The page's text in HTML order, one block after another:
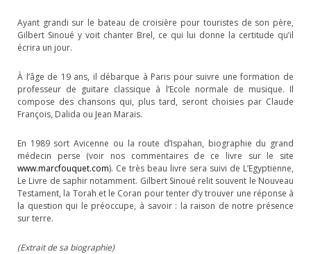
Ayant grandi sur le bateau de croisière pour touristes de son père,
Gilbert Sinoué y voit chanter Brel, ce qui lui donne la certitude qu’il
écrira un jour.
À l’âge de 19 ans, il débarque à Paris pour suivre une formation de
professeur de guitare classique à l’Ecole normale de musique. Il
compose des chansons qui, plus tard, seront choisies par Claude
François, Dalida ou Jean Marais.
En 1989 sort Avicenne ou la route d’Ispahan, biographie du grand
médecin perse (voir nos commentaires de ce livre sur le site
www.marcfouquet.com). Ce très beau livre sera suivi de L’Egyptienne,
Le Livre de saphir notamment. Gilbert Sinoué relit souvent le Nouveau
Testament, la Torah et le Coran pour tenter d’y trouver une réponse à
la question qui le préoccupe, à savoir : la raison de notre présence
sur terre.
(Extrait de sa biographie)